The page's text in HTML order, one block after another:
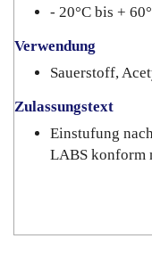
- 20°C bis +
Verwendung
Sauerstoff,
Zulassungstext
Einstufung
LABS konform